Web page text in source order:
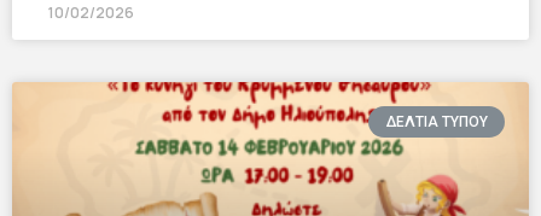
10/02/2026
ΔΕΛΤΙΑ ΤΥΠΟΥ